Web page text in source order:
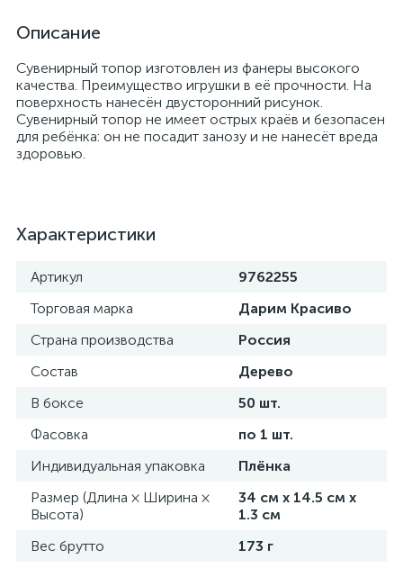
Описание
Сувенирный топор изготовлен из фанеры высокого
качества. Преимущество игрушки в её прочности. На
поверхность нанесён двусторонний рисунок.
Сувенирный топор не имеет острых краёв и безопасен
для ребёнка: он не посадит занозу и не нанесёт вреда
здоровью.
Характеристики
Артикул
9762255
Торговая марка
Дарим Красиво
Страна производства
Россия
Состав
Дерево
В боксе
50 шт.
Фасовка
по 1 шт.
Индивидуальная упаковка
Плёнка
Размер (Длина × Ширина ×
Высота)
34 см х 14.5 см х
1.3 см
Вес брутто
173 г